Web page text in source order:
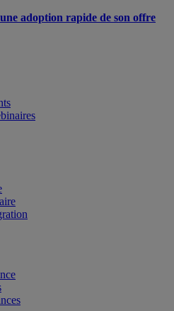
adoption rapide de son offre